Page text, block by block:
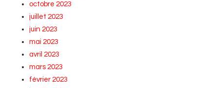
octobre 2023
juillet 2023
juin 2023
mai 2023
avril 2023
mars 2023
février 2023